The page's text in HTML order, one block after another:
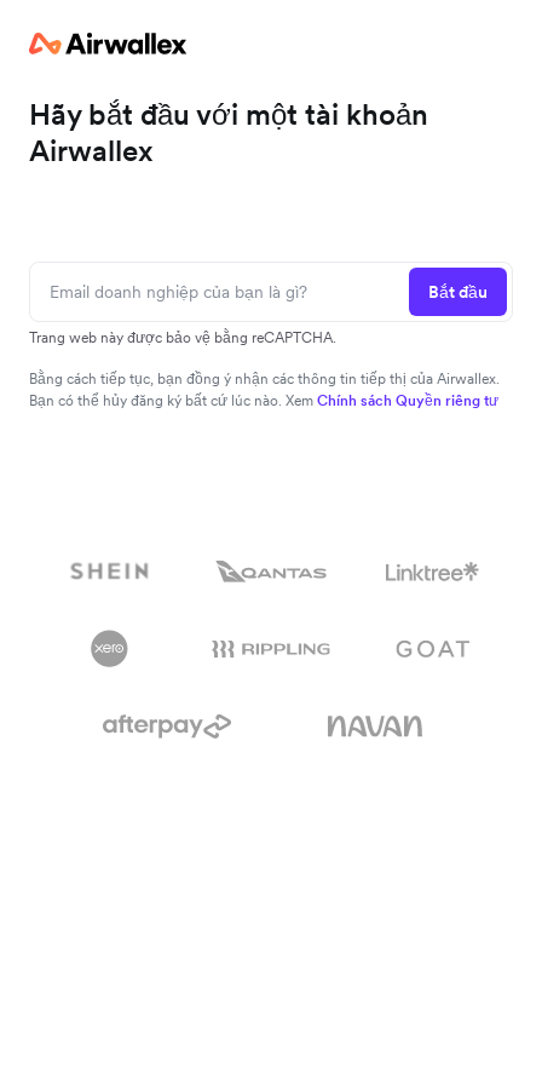
Hãy bắt đầu với một tài khoản
Airwallex
Bắt đầu
Trang web này được bảo vệ bằng reCAPTCHA.
Bằng cách tiếp tục, bạn đồng ý nhận các thông tin tiếp thị của Airwallex.
Bạn có thể hủy đăng ký bất cứ lúc nào. Xem Chính sách Quyền riêng tư